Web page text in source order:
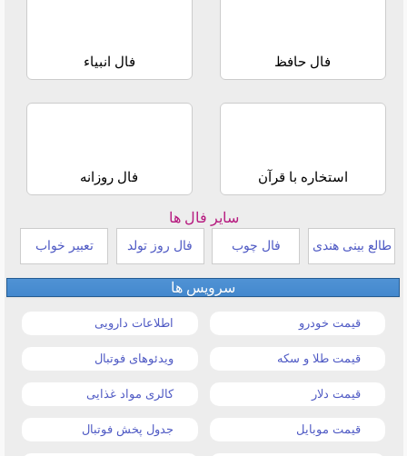
فال حافظ فال انبیاء
استخاره با قرآن فال روزانه
سایر فال ها
طالع بینی هندی فال چوب فال روز تولد تعبیر خواب
سرویس ها
قیمت خودرو اطلاعات دارویی
قیمت طلا و سکه ویدئوهای فوتبال
قیمت دلار کالری مواد غذایی
قیمت موبایل جدول پخش فوتبال